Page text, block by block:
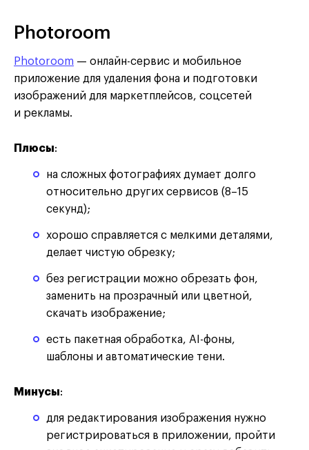
Erase
Photoroom
Photoroom — онлайн-сервис и мобильное
приложение для удаления фона и подготовки
изображений для маркетплейсов, соцсетей
и рекламы.
Плюсы:
на сложных фотографиях думает долго
относительно других сервисов (8–15
секунд);
хорошо справляется с мелкими деталями,
делает чистую обрезку;
без регистрации можно обрезать фон,
заменить на прозрачный или цветной,
скачать изображение;
есть пакетная обработка, AI-фоны,
шаблоны и автоматические тени.
Минусы:
для редактирования изображения нужно
регистрироваться в приложении, пройти